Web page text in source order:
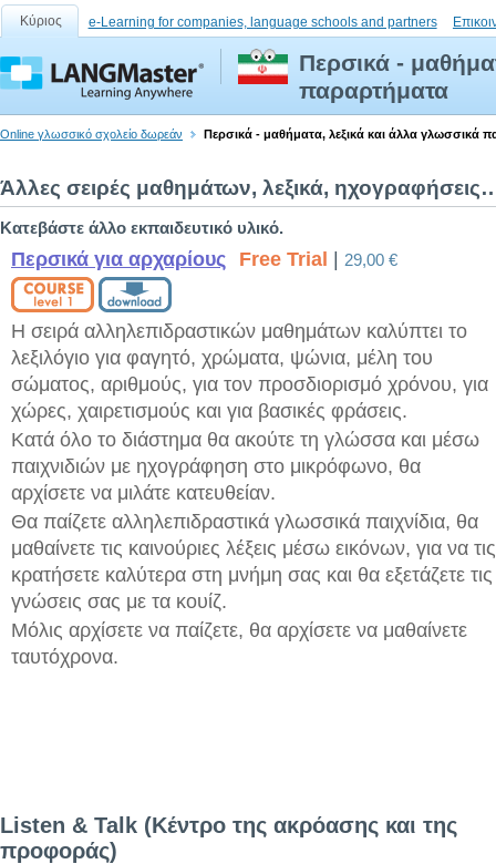
Κύριος e-Learning for companies, language schools and partners
Περσικά -
παραρτήματα
Online γλωσσικό σχολείο δωρεάν Περσικά - μαθήματα, λεξικά και άλλα γλωσσικά
Άλλες σειρές μαθημάτων, λεξικά,
Κατεβάστε άλλο εκπαιδευτικό υλικό.
Περσικά για αρχαρίους Free Trial 29,00 €
Η σειρά αλληλεπιδραστικών μαθημάτων καλύπτει το
λεξιλόγιο για φαγητό, χρώματα, ψώνια, μέλη του
σώματος, αριθμούς, για τον προσδιορισμό χρόνου, για
χώρες, χαιρετισμούς και για βασικές φράσεις.
Κατά όλο το διάστημα θα ακούτε τη γλώσσα και μέσω
παιχνιδιών με ηχογράφηση στο μικρόφωνο, θα
αρχίσετε να μιλάτε κατευθείαν.
Θα παίζετε αλληλεπιδραστικά γλωσσικά παιχνίδια, θα
μαθαίνετε τις καινούριες λέξεις μέσω εικόνων, για να τις
κρατήσετε καλύτερα στη μνήμη σας και θα εξετάζετε τις
γνώσεις σας με τα κουίζ.
Μόλις αρχίσετε να παίζετε, θα αρχίσετε να μαθαίνετε
ταυτόχρονα.
Listen & Talk (Κέντρο της ακρόασης και της
προφοράς)